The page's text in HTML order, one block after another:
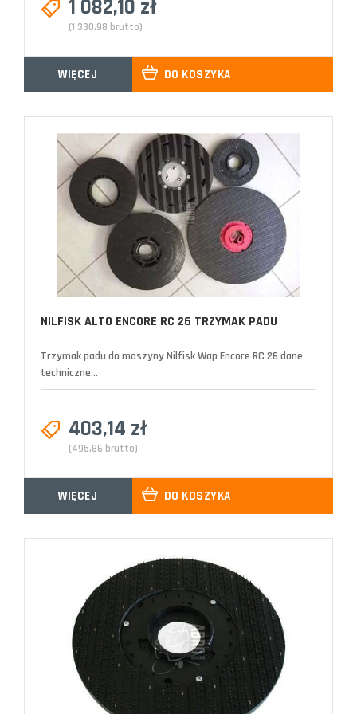
1 082,10 zł
(1 330,98 brutto)
WIĘCEJ DO KOSZYKA
NILFISK ALTO ENCORE RC 26 TRZYMAK PADU
Trzymak padu do maszyny Nilfisk Wap Encore RC 26 dane
techniczne...
403,14 zł
(495,86 brutto)
WIĘCEJ DO KOSZYKA